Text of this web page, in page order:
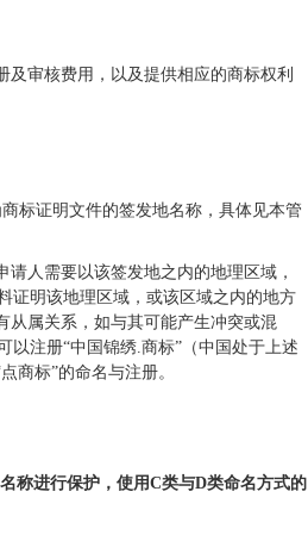
审核费用，以及提供相应的商标权利
标证明文件的签发地名称，具体见本管
人需要以该签发地之内的地理区域，
证明该地理区域，或该区域之内的地方
从属关系，如与其可能产生冲突或混
以注册“中国锦绣.商标”（中国处于上述
商标”的命名与注册。
称进行保护，使用C类与D类命名方式的